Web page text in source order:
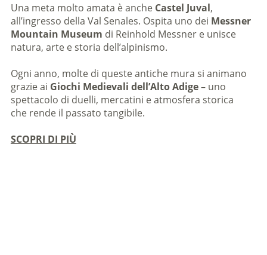
Una meta molto amata è anche Castel Juval,
all’ingresso della Val Senales. Ospita uno dei Messner
Mountain Museum di Reinhold Messner e unisce
natura, arte e storia dell’alpinismo.
Ogni anno, molte di queste antiche mura si animano
grazie ai Giochi Medievali dell’Alto Adige– uno
spettacolo di duelli, mercatini e atmosfera storica
che rende il passato tangibile.
SCOPRI DI PIÙ